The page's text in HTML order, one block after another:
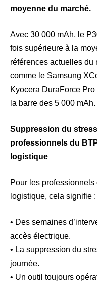
moyenne du marché.
Avec 30 000 mAh, le
fois supérieure à la
références actuelles du
comme le Samsung
Kyocera DuraForce
la barre des 5 000 mAh.
Suppression du
professionnels du
logistique
Pour les professionnels
logistique, cela signifie :
• Des semaines
accès électrique.
• La suppression du
journée.
• Un outil toujours